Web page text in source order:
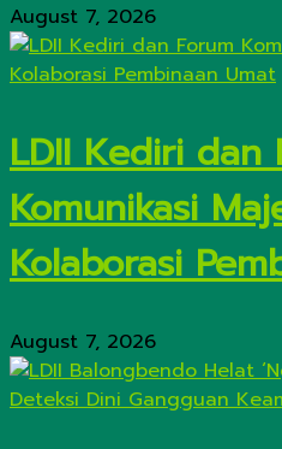
August 7, 2026
LDII Kediri dan
Komunikasi
Kolaborasi
August 7, 2026